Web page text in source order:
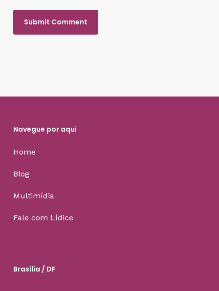
Navegue por aqui
Home
Blog
Multimídia
Fale com Lídice
Brasília / DF